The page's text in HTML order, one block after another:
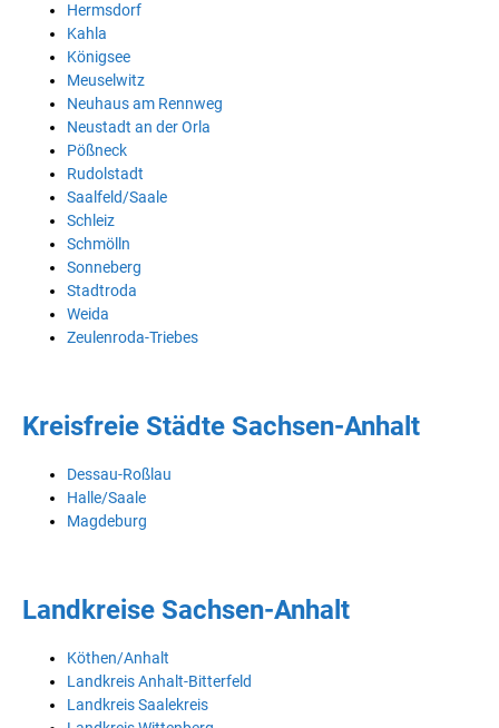
Hermsdorf
Kahla
Königsee
Meuselwitz
Neuhaus am Rennweg
Neustadt an der Orla
Pößneck
Rudolstadt
Saalfeld/Saale
Schleiz
Schmölln
Sonneberg
Stadtroda
Weida
Zeulenroda-Triebes
Kreisfreie Städte Sachsen-Anhalt
Dessau-Roßlau
Halle/Saale
Magdeburg
Landkreise Sachsen-Anhalt
Köthen/Anhalt
Landkreis Anhalt-Bitterfeld
Landkreis Saalekreis